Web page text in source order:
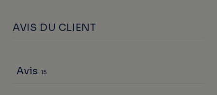
AVIS DU CLIENT
Avis 15